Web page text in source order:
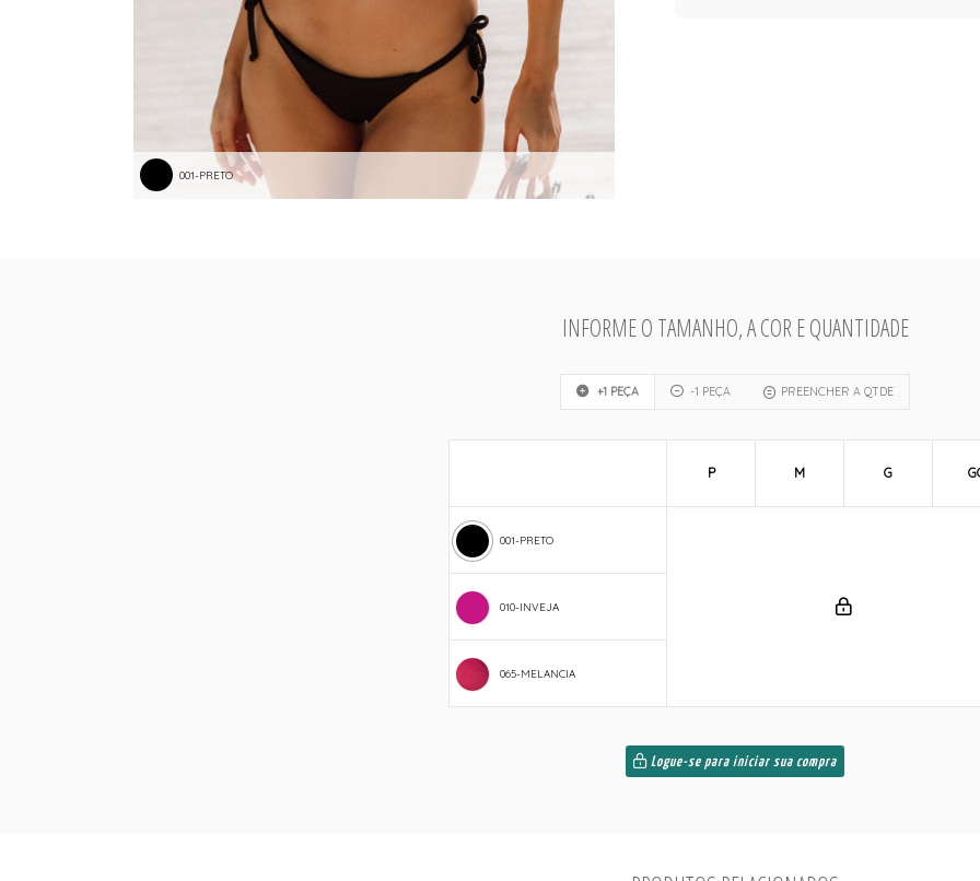
001-PRETO
INFORME O TAMANHO, A COR E QUANTIDADE
+1 PEÇA -1 PEÇA PREENCHER A QTDE
001-PRETO
010-INVEJA
065-MELANCIA
P M G
Logue-se para iniciar sua compra